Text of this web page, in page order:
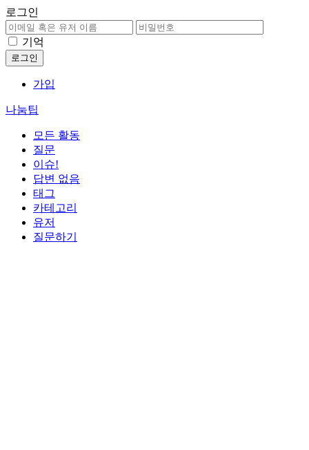
로그인
기억
가입
나눔팁
모든 활동
질문
이슈!
답변 없음
태그
카테고리
유저
질문하기